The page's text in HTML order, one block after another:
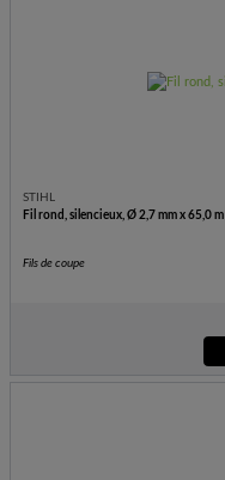
STIHL
Fil rond, silencieux, Ø 2,7 mm x 65,0 m
Fils de coupe